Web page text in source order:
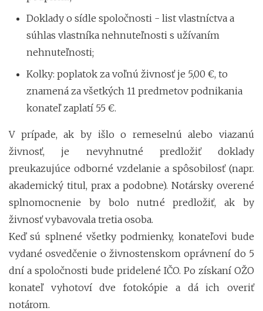
Doklady o sídle spoločnosti - list vlastníctva a
súhlas vlastníka nehnuteľnosti s užívaním
nehnuteľnosti;
Kolky: poplatok za voľnú živnosť je 5,00 €, to
znamená za všetkých 11 predmetov podnikania
konateľ zaplatí 55 €.
V prípade, ak by išlo o remeselnú alebo viazanú
živnosť, je nevyhnutné predložiť doklady
preukazujúce odborné vzdelanie a spôsobilosť (napr.
akademický titul, prax a podobne). Notársky overené
splnomocnenie by bolo nutné predložiť, ak by
živnosť vybavovala tretia osoba.
Keď sú splnené všetky podmienky, konateľovi bude
vydané osvedčenie o živnostenskom oprávnení do 5
dní a spoločnosti bude pridelené IČO. Po získaní OŽO
konateľ vyhotoví dve fotokópie a dá ich overiť
notárom.